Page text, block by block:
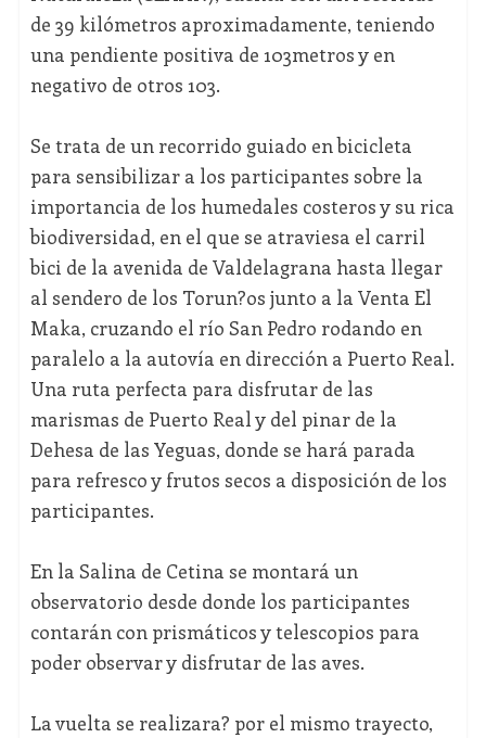
de 39 kilómetros aproximadamente, teniendo
una pendiente positiva de 103metros y en
negativo de otros 103.
Se trata de un recorrido guiado en bicicleta
para sensibilizar a los participantes sobre la
importancia de los humedales costeros y su rica
biodiversidad, en el que se atraviesa el carril
bici de la avenida de Valdelagrana hasta llegar
al sendero de los Torun?os junto a la Venta El
Maka, cruzando el río San Pedro rodando en
paralelo a la autovía en dirección a Puerto Real.
Una ruta perfecta para disfrutar de las
marismas de Puerto Real y del pinar de la
Dehesa de las Yeguas, donde se hará parada
para refresco y frutos secos a disposición de los
participantes.
En la Salina de Cetina se montará un
observatorio desde donde los participantes
contarán con prismáticos y telescopios para
poder observar y disfrutar de las aves.
La vuelta se realizara? por el mismo trayecto,